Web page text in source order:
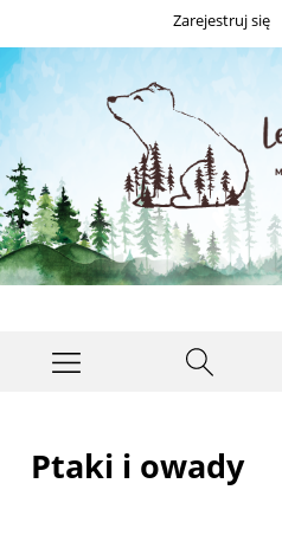
Zarejestruj się
Ptaki i owady